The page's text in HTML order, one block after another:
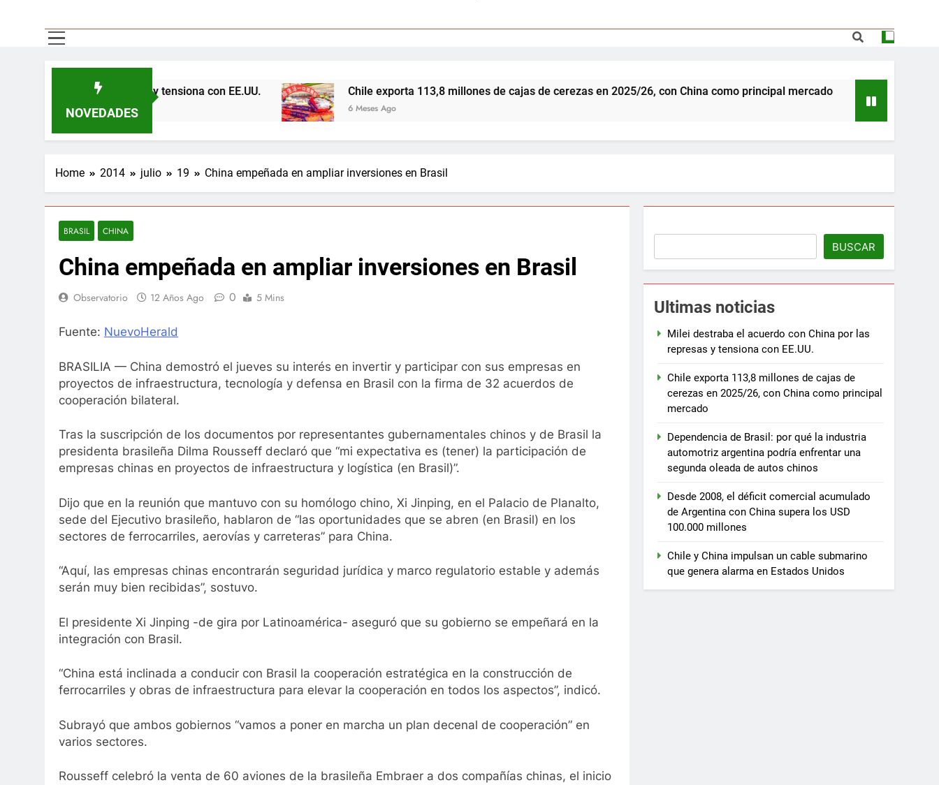
NOVEDADES
por las represas y tensiona con EE.UU. Chile exporta 113,8 millones de cajas de cerezas en 2025/26, con China como principal mercado
6 Meses Ago 6 Meses Ago
Home 2014 julio 19 China empeñada en ampliar inversiones en Brasil
BRASIL CHINA
China empeñada en ampliar inversiones en Brasil
Observatorio 12 Años Ago 0 5 Mins
Fuente: NuevoHerald
BRASILIA — China demostró el jueves su interés en invertir y participar con sus empresas en
proyectos de infraestructura, tecnología y defensa en Brasil con la firma de 32 acuerdos de
cooperación bilateral.
Tras la suscripción de los documentos por representantes gubernamentales chinos y de Brasil la
presidenta brasileña Dilma Rousseff declaró que “mi expectativa es (tener) la participación de
empresas chinas en proyectos de infraestructura y logística (en Brasil)”.
Dijo que en la reunión que mantuvo con su homólogo chino, Xi Jinping, en el Palacio de Planalto,
sede del Ejecutivo brasileño, hablaron de “las oportunidades que se abren (en Brasil) en los
sectores de ferrocarriles, aerovías y carreteras” para China.
“Aquí, las empresas chinas encontrarán seguridad jurídica y marco regulatorio estable y además
serán muy bien recibidas”, sostuvo.
El presidente Xi Jinping -de gira por Latinoamérica- aseguró que su gobierno se empeñará en la
integración con Brasil.
“China está inclinada a conducir con Brasil la cooperación estratégica en la construcción de
ferrocarriles y obras de infraestructura para elevar la cooperación en todos los aspectos”, indicó.
Subrayó que ambos gobiernos “vamos a poner en marcha un plan decenal de cooperación” en
varios sectores.
Rousseff celebró la venta de 60 aviones de la brasileña Embraer a dos compañías chinas, el inicio
BUSCAR
Ultimas noticias
Milei destraba el acuerdo con China por las
represas y tensiona con EE.UU.
Chile exporta 113,8 millones de cajas de
cerezas en 2025/26, con China como principal
mercado
Dependencia de Brasil: por qué la industria
automotriz argentina podría enfrentar una
segunda oleada de autos chinos
Desde 2008, el déficit comercial acumulado
de Argentina con China supera los USD
100.000 millones
Chile y China impulsan un cable submarino
que genera alarma en Estados Unidos